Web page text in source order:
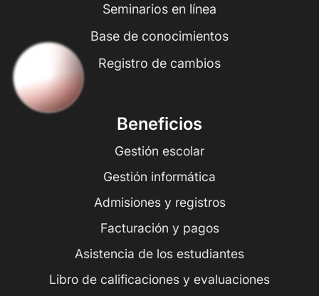
Seminarios en línea
Base de conocimientos
Registro de cambios
Beneficios
Gestión escolar
Gestión informática
Admisiones y registros
Facturación y pagos
Asistencia de los estudiantes
Libro de calificaciones y evaluaciones